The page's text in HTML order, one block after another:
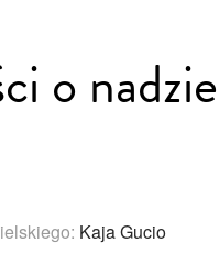
o
Kaja Gucio